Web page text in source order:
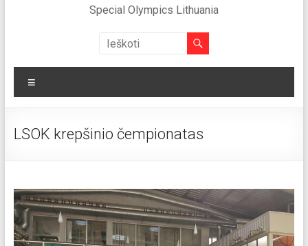
Special Olympics Lithuania
LSOK krepšinio čempionatas